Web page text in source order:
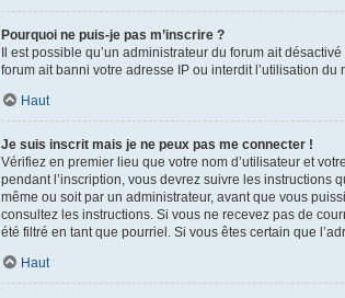
Pourquoi ne puis-je pas m’inscrire ?
Il est possible qu’un administrateur du forum ait
forum ait banni votre adresse IP ou interdit l’utilisation
Haut
Je suis inscrit mais je ne peux pas me connecter !
Vérifiez en premier lieu que votre nom d’utilisateur et
pendant l’inscription, vous devrez suivre les instructions
même ou soit par un administrateur, avant que vous
consultez les instructions. Si vous ne recevez pas de
été filtré en tant que pourriel. Si vous êtes certain que
Haut